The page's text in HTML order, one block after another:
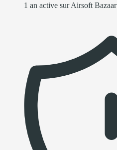
1 an active sur Airsoft Bazaar